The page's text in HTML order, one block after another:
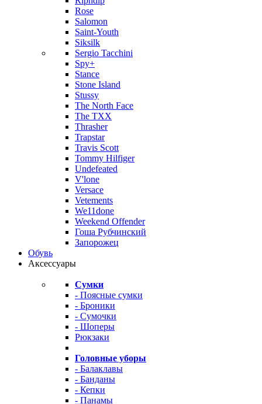
Rose
Salomon
Saint-Youth
Siksilk
Sergio Tacchini
Spy+
Stance
Stone Island
Stussy
The North Face
The TXX
Thrasher
Trapstar
Travis Scott
Tommy Hilfiger
Undefeated
V'lone
Versace
Vetements
We11done
Weekend Offender
Гоша Рубчинский
Запорожец
Обувь
Аксессуары
Сумки
- Поясные сумки
- Броники
- Сумочки
- Шоперы
Рюкзаки
Головные уборы
- Балаклавы
- Банданы
- Кепки
- Панамы